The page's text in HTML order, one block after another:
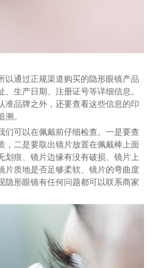
以通过正规渠道购买的隐形眼镜产品
生产日期、注册证号等详细信息。
准品牌之外，还要查看这些信息的印
。
们可以在佩戴前仔细检查。一是要查
，二是要取出镜片放置在佩戴棒上面
划痕、镜片边缘有没有破损、镜片上
片质地是否足够柔软、镜片的弯曲度
隐形眼镜有任何问题都可以联系商家